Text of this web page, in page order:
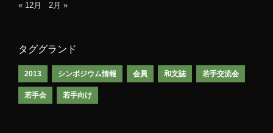
« 12月
2月 »
タググランド
2013 シンポジウム情報 会員 和文誌 若手交流会
若手会 若手向け